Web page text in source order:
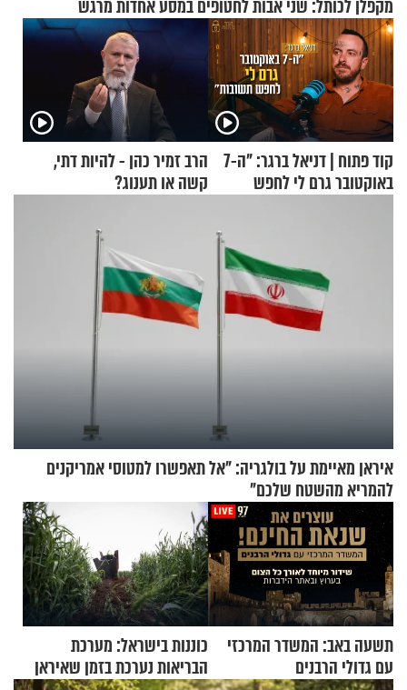
מקפלן לכותל: שני אבות לחטופים במסע אחדות מרגש
קוד פתוח | דניאל ברגר: "ה-7
באוקטובר גרם לי לחפש
הרב זמיר כהן - להיות דתי,
קשה או תענוג?
איראן מאיימת על בולגריה: "אל תאפשרו למטוסי אמריקנים
להמריא מהשטח שלכם"
תשעה באב: המשדר המרכזי
עם גדולי הרבנים
כוננות בישראל: מערכת
הבריאות נערכת בזמן שאיראן